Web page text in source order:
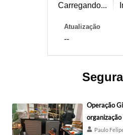
Carregando...
Atualização
--
Operação
Paulo